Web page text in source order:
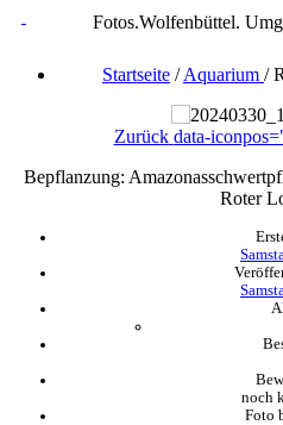
Fotos.Wolfenbüttel.
Startseite /Aquarium /
Zurück data-
Bepflanzung:
Roter
noch
Foto